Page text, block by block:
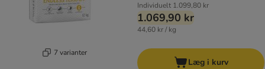
7 varianter
Individuelt 1.099,80 kr
1.069,90 kr
44,60 kr / kg
Læg i kurv